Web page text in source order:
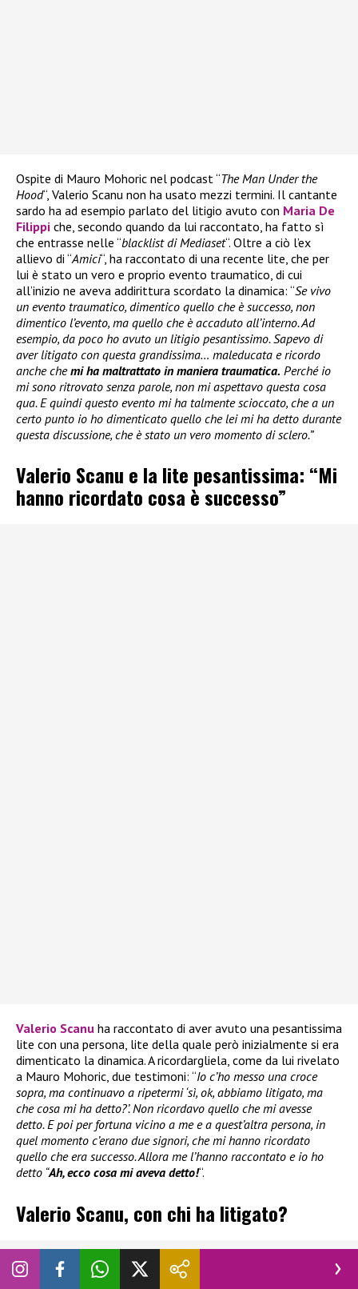
Ospite di Mauro Mohoric nel podcast “The Man Under the
Hood“, Valerio Scanu non ha usato mezzi termini. Il cantante
sardo ha ad esempio parlato del litigio avuto con Maria De
Filippi che, secondo quando da lui raccontato, ha fatto sì
che entrasse nelle “blacklist di Mediaset“. Oltre a ciò l’ex
allievo di “Amici“, ha raccontato di una recente lite, che per
lui è stato un vero e proprio evento traumatico, di cui
all’inizio ne aveva addirittura scordato la dinamica: “Se vivo
un evento traumatico, dimentico quello che è successo, non
dimentico l’evento, ma quello che è accaduto all’interno. Ad
esempio, da poco ho avuto un litigio pesantissimo. Sapevo di
aver litigato con questa grandissima… maleducata e ricordo
anche chemi ha maltrattato in maniera traumatica. Perché io
mi sono ritrovato senza parole, non mi aspettavo questa cosa
qua. E quindi questo evento mi ha talmente scioccato, che a un
certo punto io ho dimenticato quello che lei mi ha detto durante
questa discussione, che è stato un vero momento di sclero.”
Valerio Scanu e la lite pesantissima: “Mi
hanno ricordato cosa è successo”
Valerio Scanu ha raccontato di aver avuto una pesantissima
lite con una persona, lite della quale però inizialmente si era
dimenticato la dinamica. A ricordargliela, come da lui rivelato
a Mauro Mohoric, due testimoni: “Io c’ho messo una croce
sopra, ma continuavo a ripetermi ‘sì, ok, abbiamo litigato, ma
che cosa mi ha detto?’. Non ricordavo quello che mi avesse
detto. E poi per fortuna vicino a me e a quest’altra persona, in
quel momento c’erano due signori, che mi hanno ricordato
quello che era successo. Allora me l’hanno raccontato e io ho
detto “Ah, ecco cosa mi aveva detto!“.
Valerio Scanu, con chi ha litigato?